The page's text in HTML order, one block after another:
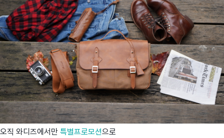
오직 와디즈에서만 특별프로모션으로